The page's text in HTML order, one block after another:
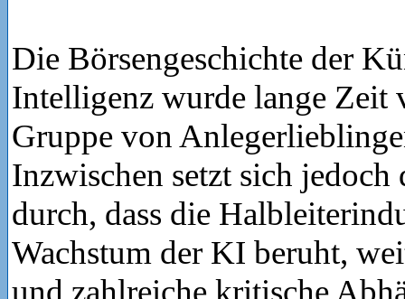
Die Börsengeschichte der
Intelligenz wurde lange Zeit
Gruppe von
Inzwischen setzt sich jedoch
durch, dass die
Wachstum der KI beruht,
und zahlreiche kritische